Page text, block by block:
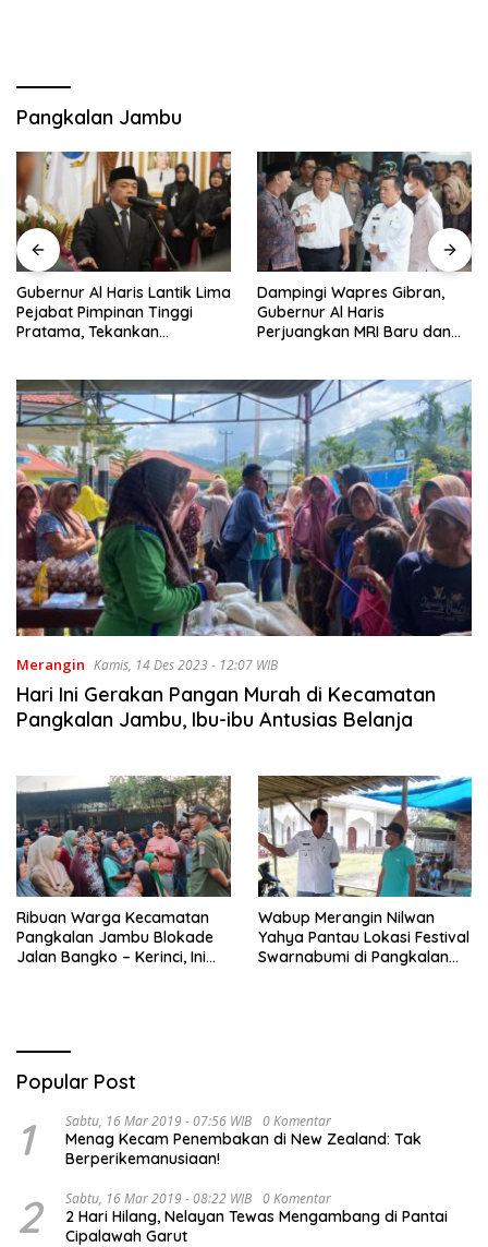
Pangkalan Jambu
Dampingi Wapres Gibran,
Gubernur Al Haris
Perjuangkan MRI Baru dan
Gubernur Al Haris Jawab
Pandangan Umum Fraksi
DPRD: Komitmen Perkuat
Merangin Kamis, 14 Des 2023 - 12:07 WIB
Hari Ini Gerakan Pangan Murah di Kecamatan
Pangkalan Jambu, Ibu-ibu Antusias Belanja
Ribuan Warga Kecamatan
Pangkalan Jambu Blokade
Jalan Bangko – Kerinci, Ini
Wabup Merangin Nilwan
Yahya Pantau Lokasi Festival
Swarnabumi di Pangkalan
Popular Post
1 Sabtu, 16 Mar 2019 - 07:56 WIB 0 Komentar
Menag Kecam Penembakan di New Zealand: Tak
Berperikemanusiaan!
2 Sabtu, 16 Mar 2019 - 08:22 WIB 0 Komentar
2 Hari Hilang, Nelayan Tewas Mengambang di Pantai
Cipalawah Garut